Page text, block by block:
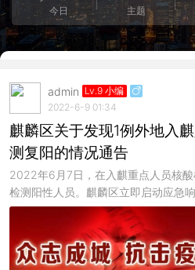
今日 主题
admin Lv.9 小编
2022-6-9 01:34
麒麟区关于发现1例外地入
测复阳的情况通告
2022年6月7日，在入麒重点人员核
检测阳性人员。麒麟区立即启动应急